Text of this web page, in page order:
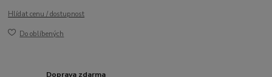
Hlídat cenu / dostupnost
Do oblíbených
Doprava zdarma